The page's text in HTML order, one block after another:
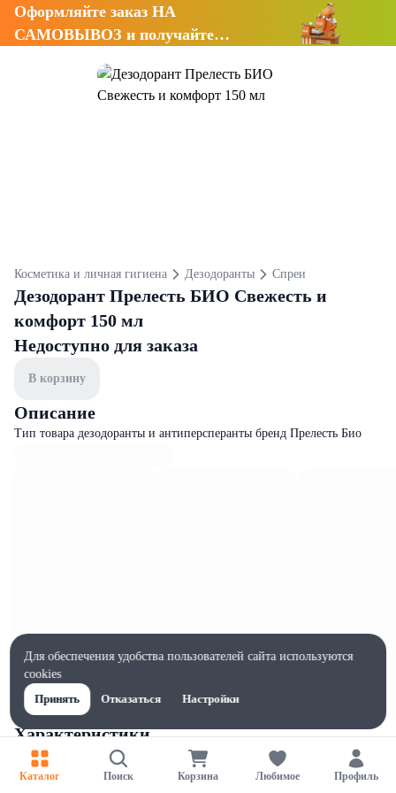
Оформляйте заказ НА
САМОВЫВОЗ и получайте
Косметика и личная гигиена Дезодоранты Спреи
Дезодорант Прелесть БИО Свежесть и
комфорт 150 мл
Недоступно для заказа
В корзину
Описание
Тип товара дезодоранты и антиперсперанты бренд Прелесть Био
Характеристики
Ширина, мм
45
Каталог Поиск Корзина Любимое Профиль
Для обеспечения удобства пользователей сайта используются
cookies
Принять
Отказаться Настройки